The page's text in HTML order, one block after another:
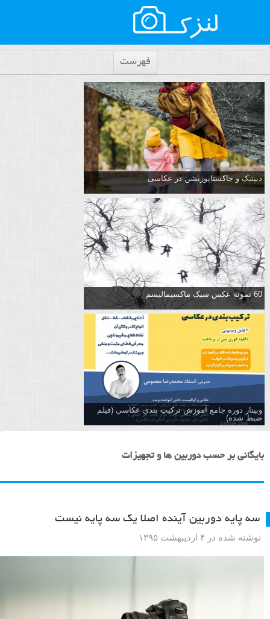
فهرست
دیپتیک و جاکستا‌پوزیشن در عکاسی
60 نمونه عکس سبک ماکسیمالیسم
وبینار دوره جامع آموزش تركيب بندي عكاسي (فیلم
ضبط شده)
بایگانی بر حسب دوربین ها و تجهیزات
سه پایه دوربین آینده اصلا یک سه پایه نیست
نوشته شده در ۴ اردیبهشت ۱۳۹۵